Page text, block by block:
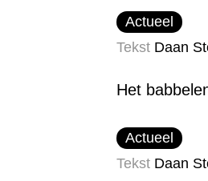
Actueel
Tekst Daan
Het
Actueel
Tekst Daan